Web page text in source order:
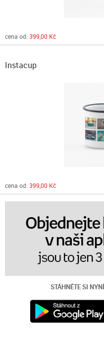
cena od: 399,00 Kč
Instacup
cena od: 399,00 Kč
STÁHNÉTE SI NYNÍ